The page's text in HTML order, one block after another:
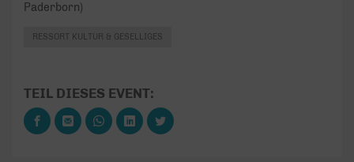
Paderborn)
RESSORT KULTUR & GESELLIGES
TEIL DIESES EVENT: